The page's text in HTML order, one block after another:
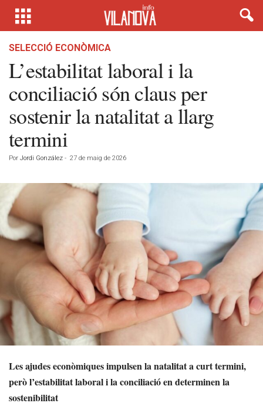
SELECCIÓ ECONÒMICA
L’estabilitat laboral i la
conciliació són claus per
sostenir la natalitat a llarg
termini
Por Jordi González - 27 de maig de 2026
Les ajudes econòmiques impulsen la natalitat a curt termini,
però l’estabilitat laboral i la conciliació en determinen la
sostenibilitat